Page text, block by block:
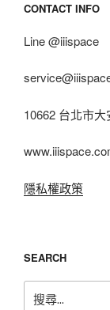
CONTACT INFO
Line @iiispace
10662 台北市
隱私權政策
SEARCH